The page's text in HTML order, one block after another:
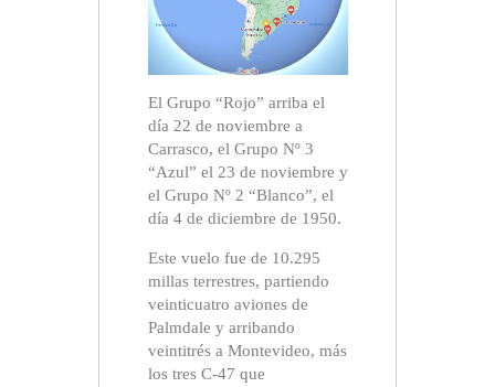
El Grupo “Rojo” arriba el
día 22 de noviembre a
Carrasco, el Grupo Nº 3
“Azul” el 23 de noviembre y
el Grupo Nº 2 “Blanco”, el
día 4 de diciembre de 1950.
Este vuelo fue de 10.295
millas terrestres, partiendo
veinticuatro aviones de
Palmdale y arribando
veintitrés a Montevideo, más
los tres C-47 que